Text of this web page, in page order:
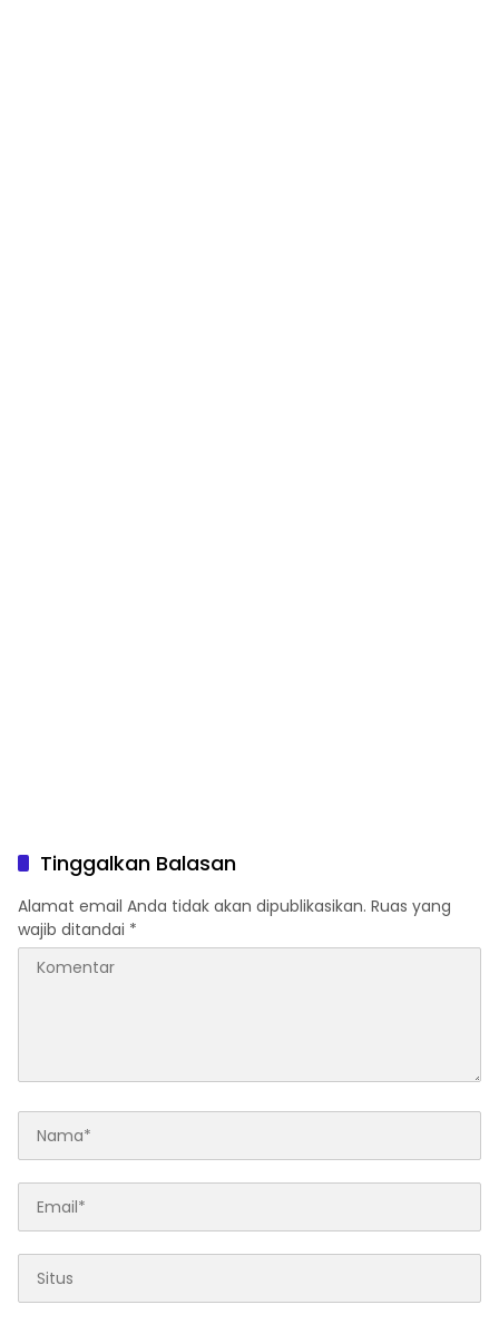
Tinggalkan Balasan
Alamat email Anda tidak akan dipublikasikan. Ruas yang
wajib ditandai *